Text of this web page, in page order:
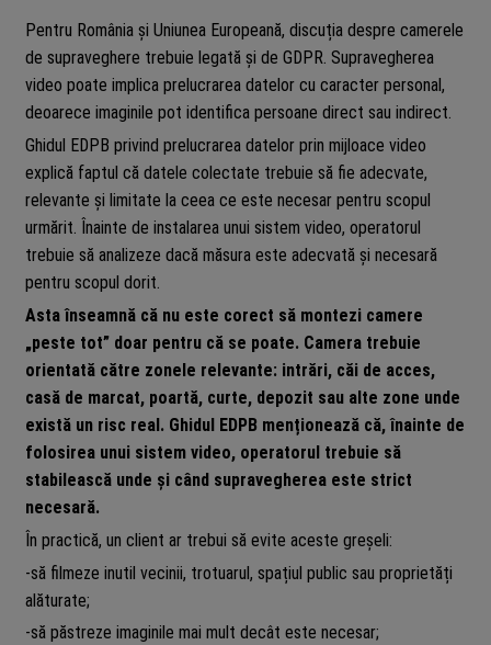
Pentru România și Uniunea Europeană, discuția despre camerele
de supraveghere trebuie legată și de GDPR. Supravegherea
video poate implica prelucrarea datelor cu caracter personal,
deoarece imaginile pot identifica persoane direct sau indirect.
Ghidul EDPB privind prelucrarea datelor prin mijloace video
explică faptul că datele colectate trebuie să fie adecvate,
relevante și limitate la ceea ce este necesar pentru scopul
urmărit. Înainte de instalarea unui sistem video, operatorul
trebuie să analizeze dacă măsura este adecvată și necesară
pentru scopul dorit.
Asta înseamnă că nu este corect să montezi camere
„peste tot” doar pentru că se poate. Camera trebuie
orientată către zonele relevante: intrări, căi de acces,
casă de marcat, poartă, curte, depozit sau alte zone unde
există un risc real. Ghidul EDPB menționează că, înainte de
folosirea unui sistem video, operatorul trebuie să
stabilească unde și când supravegherea este strict
necesară.
În practică, un client ar trebui să evite aceste greșeli:
-să filmeze inutil vecinii, trotuarul, spațiul public sau proprietăți
alăturate;
-să păstreze imaginile mai mult decât este necesar;